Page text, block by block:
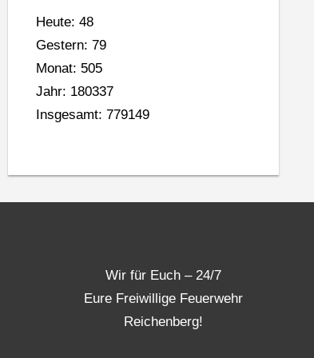
Heute: 48
Gestern: 79
Monat: 505
Jahr: 180337
Insgesamt: 779149
Wir für Euch – 24/7
Eure Freiwillige Feuerwehr
Reichenberg!